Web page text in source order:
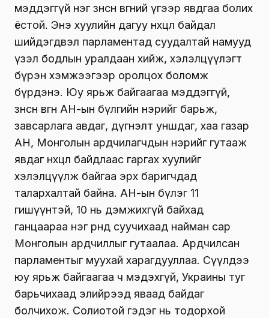
мэддэггүй нэг зөнөсөн өвгөний үгээр явдгаа болих
ёстой. Энэ хуулийн дагуу нөхцөл байдал
шийдэгдвэл парламентад суудалтай намууд
үзэл бодлын уралдаан хийж, хэлэлцүүлэгт
бүрэн хэмжээгээр оролцох боломж
бүрдэнэ. Юу ярьж байгаагаа мэддэггүй,
зөнөсөн өвгөн АН-ын бүлгийн нэрийг барьж,
завсарлага авдаг, дүгнэлт уншдаг, хаа газар
АН, Монголын ардчилагчдын нэрийг гутааж
явдаг нөхцөл байдлаас гаргах хуулийг
хэлэлцүүлж байгаа эрх баригчдад
талархалтай байна. АН-ын бүлэг 11
гишүүнтэй, 10 нь дэмжихгүй байхад
ганцаараа нэг өрөөнд суучихаад найман сар
Монголын ардчиллыг гутаалаа. Ардчилсан
парламентыг муухай харагдууллаа. Сүүлдээ
юу ярьж байгаагаа ч мэдэхгүй, Украины туг
барьчихаад элийрээд яваад байдаг
болчихож. Солиотой гэдэг нь тодорхой